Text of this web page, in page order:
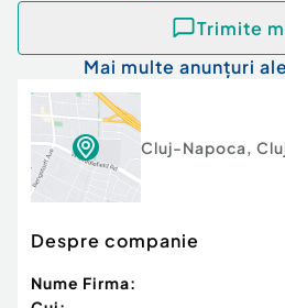
Trimite
Mai multe anunțuri
Cluj-Napoca,
Despre companie
Nume Firma: